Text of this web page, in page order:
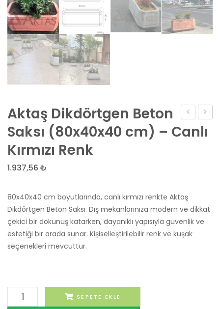
Beton
–
Doğal
Gri
Renk
Beton
Doğal
Gri
Aktaş Dikdörtgen Beton
Saksı (80x40x40 cm) – Canlı
Kırmızı Renk
1.937,56 ₺
80x40x40 cm boyutlarında, canlı kırmızı renkte Aktaş
Dikdörtgen Beton Saksı. Dış mekanlarınıza modern ve dikkat
çekici bir dokunuş katarken, dayanıklı yapısıyla güvenlik ve
estetiği bir arada sunar. Kişiselleştirilebilir renk ve kuşak
seçenekleri mevcuttur.
Aktaş
Dikdörtgen
SEPETE EKLE